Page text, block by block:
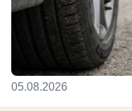
05.08.2026